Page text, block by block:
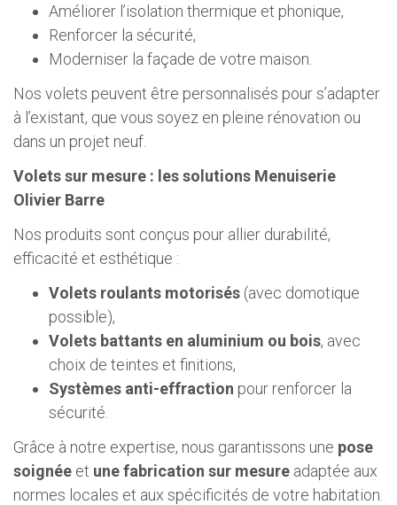
Améliorer l’isolation thermique et phonique,
Renforcer la sécurité,
Moderniser la façade de votre maison.
Nos volets peuvent être personnalisés pour s’adapter
à l’existant, que vous soyez en pleine rénovation ou
dans un projet neuf.
Volets sur mesure : les solutions Menuiserie
Olivier Barre
Nos produits sont conçus pour allier durabilité,
efficacité et esthétique :
Volets roulants motorisés (avec domotique
possible),
Volets battants en aluminium ou bois, avec
choix de teintes et finitions,
Systèmes anti-effraction pour renforcer la
sécurité.
Grâce à notre expertise, nous garantissons une pose
soignée et une fabrication sur mesure adaptée aux
normes locales et aux spécificités de votre habitation.